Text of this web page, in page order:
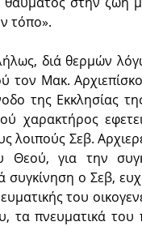
τόπο».
διά θερμών
τον Μακ.
της Εκκλησίας
χαρακτήρος
λοιπούς Σεβ.
για την
συγκίνηση ο Σεβ,
του
πνευματικά του